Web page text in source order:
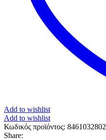
Add to wishlist
Add to wishlist
Κωδικός προϊόντος: 8461032802
Share: